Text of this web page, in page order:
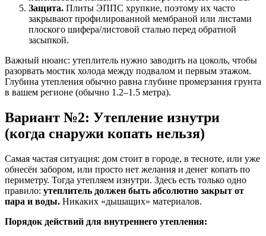
Защита. Плиты ЭППС хрупкие, поэтому их часто
закрывают профилированной мембраной или листами
плоского шифера/листовой сталью перед обратной
засыпкой.
Важный нюанс: утеплитель нужно заводить на цоколь, чтобы
разорвать мостик холода между подвалом и первым этажом.
Глубина утепления обычно равна глубине промерзания грунта
в вашем регионе (обычно 1.2–1.5 метра).
Вариант №2: Утепление изнутри
(когда снаружи копать нельзя)
Самая частая ситуация: дом стоит в городе, в тесноте, или уже
обнесён забором, или просто нет желания и денег копать по
периметру. Тогда утепляем изнутри. Здесь есть только одно
правило: утеплитель должен быть абсолютно закрыт от
пара и воды. Никаких «дышащих» материалов.
Порядок действий для внутреннего утепления: